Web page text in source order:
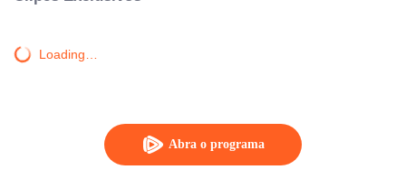
Abra o programa
Loading…